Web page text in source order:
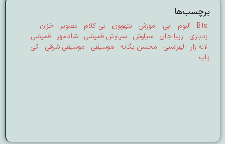
برچسب‌ها
Bts آلبوم ابی اموزش بتهوون بی کلام تصویر
خزان
زدبازی
زیبا جان سیاوش سیاوش قمیشی شادمهر
قمیشی
لاله زار
لهراسبی محسن یگانه موسیقی موسیقی شرقی
کی
پاپ